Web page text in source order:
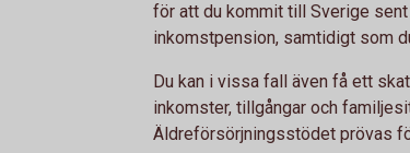
för att du kommit till Sverige
inkomstpension, samtidigt som
Du kan i vissa fall även få ett
inkomster, tillgångar och
Äldreförsörjningsstödet prövas